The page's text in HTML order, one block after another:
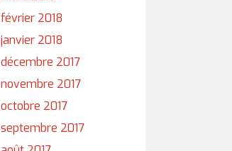
février 2018
janvier 2018
décembre 2017
novembre 2017
octobre 2017
septembre 2017